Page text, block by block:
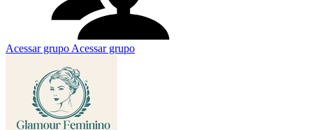
Acessar grupo Acessar grupo